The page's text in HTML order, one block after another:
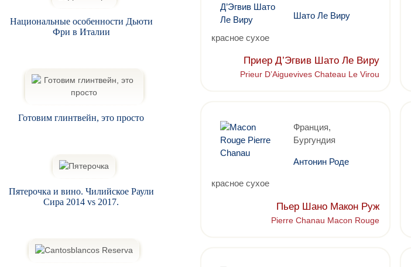
Шато Ле Виру
красное сухое
Приер Д’Эгвив Шато Ле Виру
Prieur D’Aiguevives Chateau Le Virou
Франция,
Бургундия
Антонин Роде
красное сухое
Пьер Шано Макон Руж
Pierre Chanau Macon Rouge
Национальные особенности Дьюти
Фри в Италии
Готовим глинтвейн, это просто
Пятерочка и вино. Чилийское Раули
Сира 2014 vs 2017.